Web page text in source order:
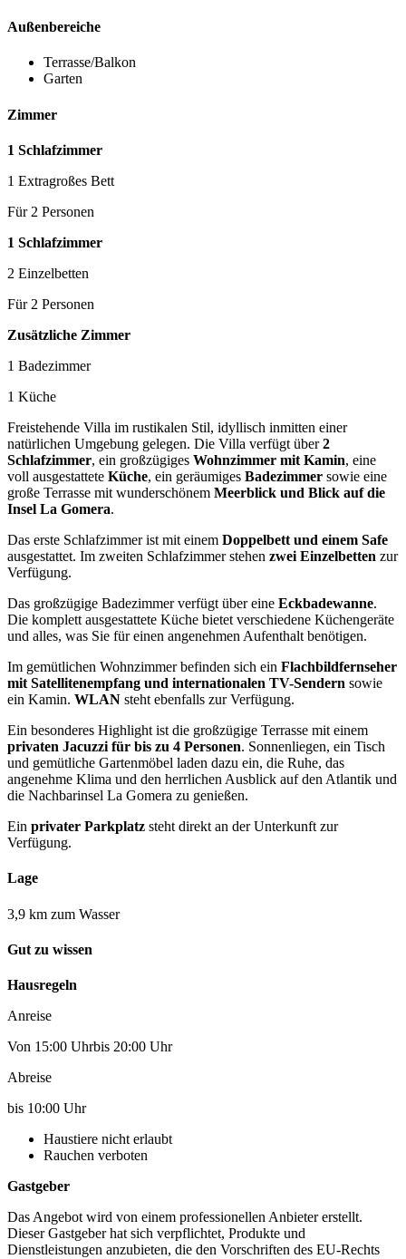
Außenbereiche
Terrasse/Balkon
Garten
Zimmer
1 Schlafzimmer
1 Extragroßes Bett
Für 2 Personen
1 Schlafzimmer
2 Einzelbetten
Für 2 Personen
Zusätzliche Zimmer
1 Badezimmer
1 Küche
Freistehende Villa im rustikalen Stil, idyllisch inmitten einer
natürlichen Umgebung gelegen. Die Villa verfügt über2
Schlafzimmer, ein großzügiges Wohnzimmer mit Kamin, eine
voll ausgestattete Küche, ein geräumiges Badezimmer sowie eine
große Terrasse mit wunderschönem Meerblick und Blick auf die
Insel La Gomera.
Das erste Schlafzimmer ist mit einem Doppelbett und einem Safe
ausgestattet. Im zweiten Schlafzimmer stehen zwei Einzelbetten zur
Verfügung.
Das großzügige Badezimmer verfügt über eine Eckbadewanne.
Die komplett ausgestattete Küche bietet verschiedene Küchengeräte
und alles, was Sie für einen angenehmen Aufenthalt benötigen.
Im gemütlichen Wohnzimmer befinden sich ein Flachbildfernseher
mit Satellitenempfang und internationalen TV-Sendern sowie
ein Kamin. WLAN steht ebenfalls zur Verfügung.
Ein besonderes Highlight ist die großzügige Terrasse mit einem
privaten Jacuzzi für bis zu 4 Personen. Sonnenliegen, ein Tisch
und gemütliche Gartenmöbel laden dazu ein, die Ruhe, das
angenehme Klima und den herrlichen Ausblick auf den Atlantik und
die Nachbarinsel La Gomera zu genießen.
Ein privater Parkplatz steht direkt an der Unterkunft zur
Verfügung.
Lage
3,9 km zum Wasser
Gut zu wissen
Hausregeln
Anreise
Von 15:00 Uhrbis 20:00 Uhr
Abreise
bis 10:00 Uhr
Haustiere nicht erlaubt
Rauchen verboten
Gastgeber
Das Angebot wird von einem professionellen Anbieter erstellt.
Dieser Gastgeber hat sich verpflichtet, Produkte und
Dienstleistungen anzubieten, die den Vorschriften des EU-Rechts